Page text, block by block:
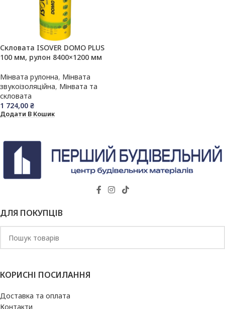
Скловата ISOVER DOMO PLUS
100 мм, рулон 8400×1200 мм
Мінвата рулонна, Мінвата
звукоізоляційна, Мінвата та
скловата
1 724,00 ₴
Додати В Кошик
ДЛЯ ПОКУПЦІВ
КОРИСНІ ПОСИЛАННЯ
Доставка та оплата
Контакти